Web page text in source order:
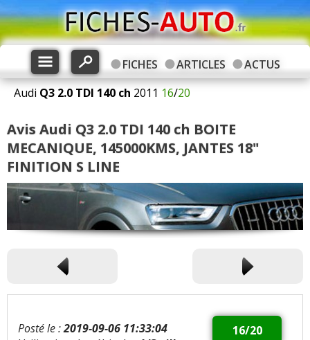
FICHES ARTICLES
ACTUS
Audi Q3 2.0 TDI 140 ch 2011 16/20
Avis Audi Q3 2.0 TDI 140 ch BOITE
MECANIQUE, 145000KMS, JANTES 18"
FINITION S LINE
16/20
Posté le :2019-09-06 11:33:04